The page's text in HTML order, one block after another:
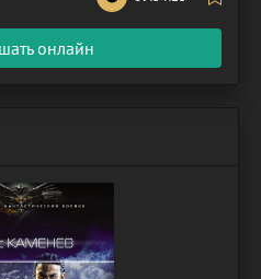
указаний
онлайн